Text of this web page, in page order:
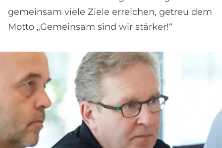
gemeinsam viele Ziele erreichen, getreu dem
Motto „Gemeinsam sind wir stärker!“